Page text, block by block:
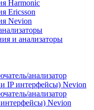
Harmonic
Ericsson
Nevion
и анализаторы
анализатор
IP интерфейсы) Nevion
анализатор
Nevion